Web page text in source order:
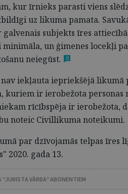
kur īrnieks parasti viens
uz likuma pamata.
subjekts īres
un ģimenes locekļi
neiegūst. 8
iekļauta iepriekšējā
kuriem ir ierobežota personas
rīcībspēja ir ierobežota,
noteic Civillikuma noteikumi.
par dzīvojamās telpas īres
2020. gada 13.
“JURISTA VĀRDA” ABONENTIEM